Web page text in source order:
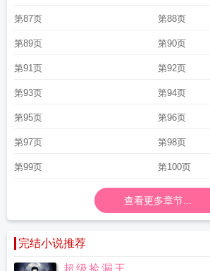
第87页 第88页
第89页 第90页
第91页 第92页
第93页 第94页
第95页 第96页
第97页 第98页
第99页 第100页
查看更多章节...
完结小说推荐
超级捡漏王